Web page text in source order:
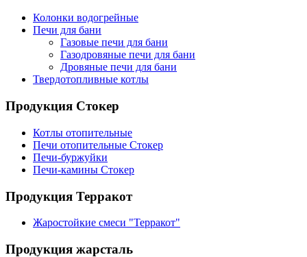
Колонки водогрейные
Печи для бани
Газовые печи для бани
Газодровяные печи для бани
Дровяные печи для бани
Твердотопливные котлы
Продукция Стокер
Котлы отопительные
Печи отопительные Стокер
Печи-буржуйки
Печи-камины Стокер
Продукция Терракот
Жаростойкие смеси "Терракот"
Продукция жарсталь